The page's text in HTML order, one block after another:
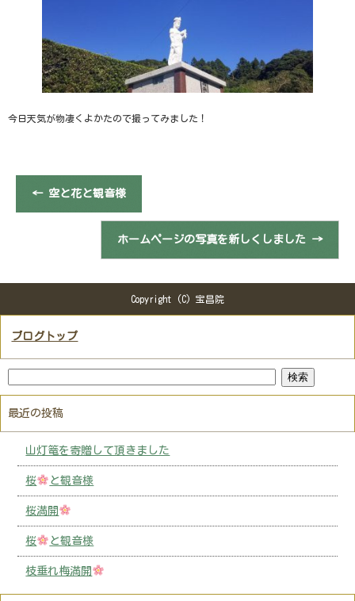
今日天気が物凄くよかたので撮ってみました！
←空と花と観音様
ホームページの写真を新しくしました →
Copyright (C) 宝昌院
ブログトップ
最近の投稿
山灯篭を寄贈して頂きました
桜 と観音様
桜満開
桜 と観音様
枝垂れ梅満開